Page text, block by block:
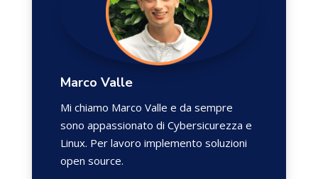
Marco Valle
Mi chiamo Marco Valle e da sempre
sono appassionato di Cybersicurezza e
Linux. Per lavoro implemento soluzioni
open source.